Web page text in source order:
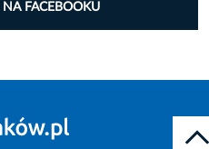
FACEBOOKU